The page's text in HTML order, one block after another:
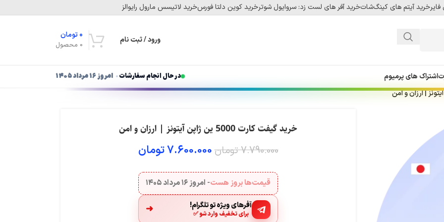
خرید آیتم های کینگ‌شاتخرید آفر های لست زد: سروایول شوترخرید کوین دلتا فورسخرید لاتیسس مارول رایوالز
ورود / ثبت نام 0 محصول
0تومان
اشتراک های پرمیوم در حال انجام سفارشات
امروز ۱۶ مرداد ۱۴۰۵
خرید گیفت کارت 5000 ین ژاپن آیتونز | ارزان و امن
7.790.000 تومان7.600.000تومان
قیمت‌ها بروز هست- امروز۱۶ مرداد ۱۴۰۵
آفرهای ویژه تو تلگرام!
برای تخفیف وارد شو ✅ ➜